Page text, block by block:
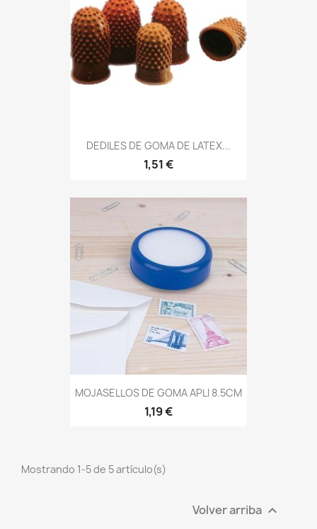
DEDILES DE GOMA DE LATEX...
1,51 €
MOJASELLOS DE GOMA APLI 8.5CM
1,19 €
Mostrando 1-5 de 5 artículo(s)
Volver arriba 